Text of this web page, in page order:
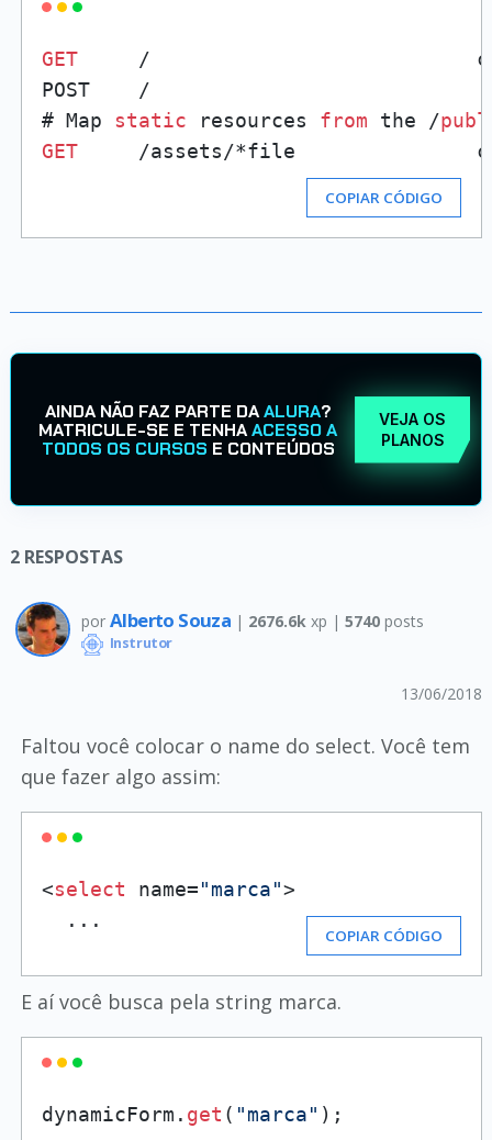
GET
/
POST    /
# Map static resources from the /
GET
/assets/*file
COPIAR CÓDIGO
AINDA NÃO FAZ PARTE DAALURA?
MATRICULE-SE E TENHAACESSO A
TODOS OS CURSOS E CONTEÚDOS
VEJA OS
PLANOS
2 RESPOSTAS
por Alberto Souza | 2676.6k xp | 5740posts
Instrutor
13/06/2018
Faltou você colocar o name do select. Você tem
que fazer algo assim:
<select name="marca">
  ...
COPIAR CÓDIGO
E aí você busca pela string marca.
dynamicForm. get ( "marca" );